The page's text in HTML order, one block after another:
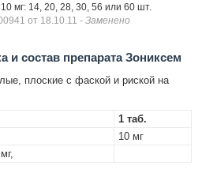
10 мг: 14, 20, 28, 30, 56 или 60 шт.
от 18.10.11 - Заменено
и состав препарата Зониксем
плоские с фаской и риской на
1 таб.
10 мг